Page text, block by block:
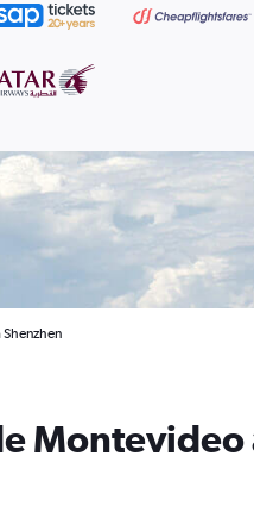
Montevideo